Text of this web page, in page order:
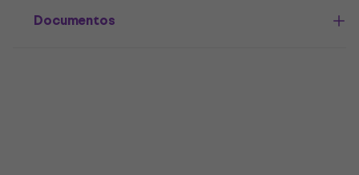
Documentos